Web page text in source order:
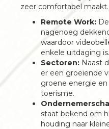
zeer comfortabel maakt.
Remote Work:
nagenoeg
waardoor
enkele uitdaging is.
Sectoren: Naast
er een groeiende
groene energie
toerisme.
staat bekend om
houding naar